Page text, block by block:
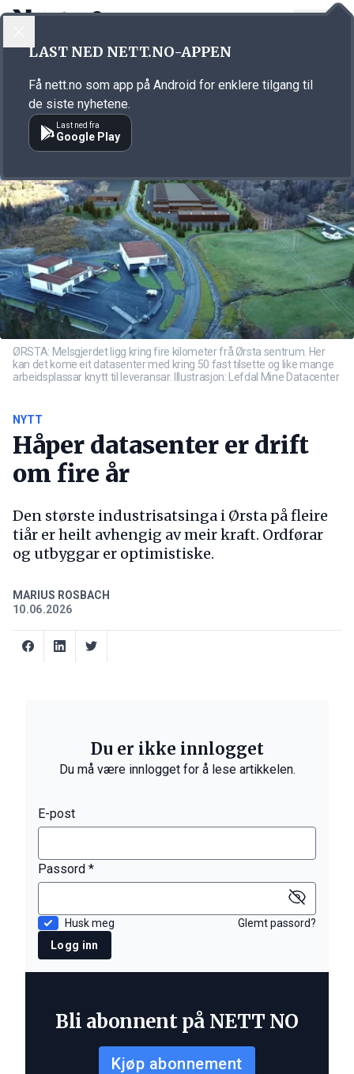
Annonsørinnhold
ØRSTA: Melsgjerdet ligg kring fire kilometer frå Ørsta sentrum. Her
kan det kome eit datasenter med kring 50 fast tilsette og like mange
arbeidsplassar knytt til leveransar. Illustrasjon: Lefdal Mine Datacenter
NYTT
Håper datasenter er drift
om fire år
Den største industrisatsinga i Ørsta på fleire
tiår er heilt avhengig av meir kraft. Ordførar
og utbyggar er optimistiske.
MARIUS ROSBACH
10.06.2026
Du er ikke innlogget
Du må være innlogget for å lese artikkelen.
E-post
Passord *
Husk meg
Glemt passord?
Logg inn
Bli abonnent på NETT NO
Kjøp abonnement
LAST NED NETT.NO-APPEN
Få nett.no som app på Android for enklere tilgang til
de siste nyhetene.
Last ned fra
Google Play